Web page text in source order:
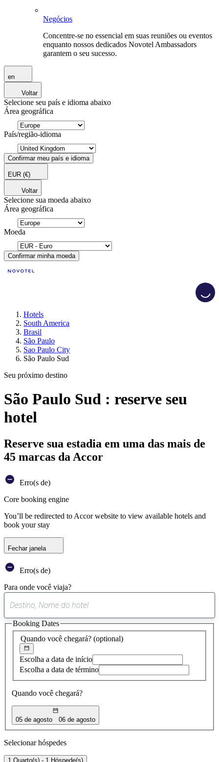
Negócios
Concentre-se no essencial em suas reuniões ou eventos
enquanto nossos dedicados Novotel Ambassadors
garantem o seu sucesso.
en
Voltar
Selecione seu país e idioma abaixo
Área geográfica
País/região-idioma
Confirmar meu país e idioma
EUR (€)
Voltar
Selecione sua moeda abaixo
Área geográfica
Moeda
Confirmar minha moeda
Hotels
South America
Brasil
São Paulo
Sao Paulo City
São Paulo Sud
Seu próximo destino
São Paulo Sud : reserve seu
hotel
Reserve sua estadia em uma das mais de
45 marcas da Accor
Erro(s de)
Core booking engine
You’ll be redirected to Accor website to view available hotels and
book your stay
Fechar janela
Erro(s de)
Para onde você viaja?
sugestão
encontrada
Quando você chegará? (optional)
Escolha a data de início
Escolha a data de término
Quando você chegará?
05 de agosto 06 de agosto
Booking Dates
Selecionar hóspedes
1 Quarto(s) - 1 Hóspede(s)